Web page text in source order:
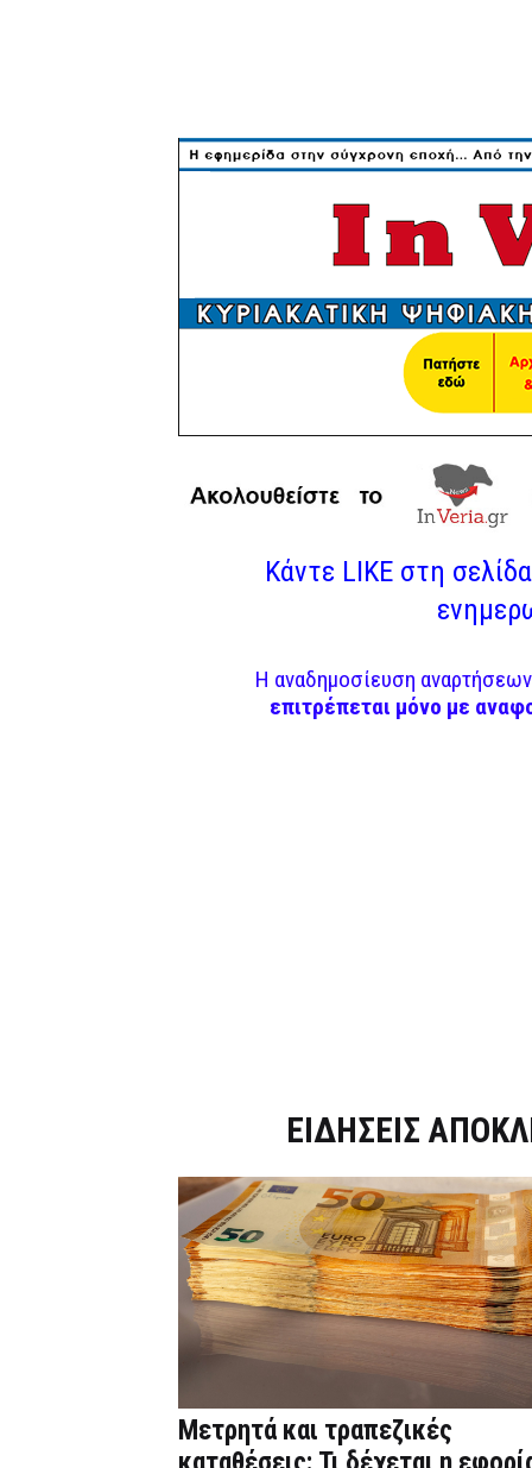
Κάντε LIKE στη
Η αναδημοσίευση
επιτρέπεται μόνο με
ΕΙΔΗΣΕΙΣ
Μετρητά και τραπεζικές